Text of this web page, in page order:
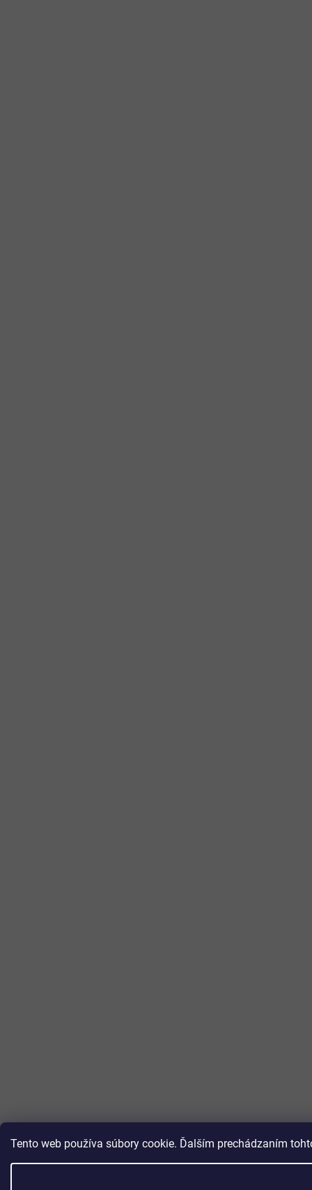
Tento web používa súbory cookie. Ďalším prechádzaním